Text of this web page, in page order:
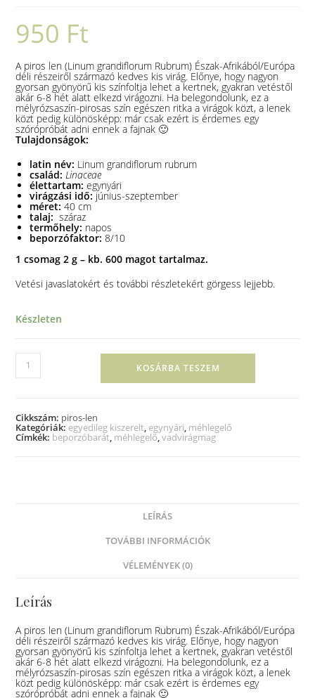
950 Ft
A piros len (Linum grandiflorum Rubrum) Észak-Afrikából/Európa
déli részeiről származó kedves kis virág. Előnye, hogy nagyon
gyorsan gyönyörű kis színfoltja lehet a kertnek, gyakran vetéstől
akár 6-8 hét alatt elkezd virágozni. Ha belegondolunk, ez a
mélyrózsaszín-pirosas szín egészen ritka a virágok közt, a lenek
közt pedig különösképp: már csak ezért is érdemes egy
szórópróbát adni ennek a fajnak 🙂
Tulajdonságok:
latin név: Linum grandiflorum rubrum
család: Linaceae
élettartam:egynyári
virágzási idő:június-szeptember
méret:40 cm
talaj: száraz
termőhely: napos
beporzófaktor: 8/10
1 csomag 2 g – kb. 600 magot tartalmaz.
Vetési javaslatokért és további részletekért görgess lejjebb.
Készleten
KOSÁRBA TESZEM
Cikkszám: piros-len
Kategóriák: egyedileg kiszerelt, egynyári, méhlegelő
Címkék: beporzóbarát, méhlegelő,vadvirágmag
LEÍRÁS
TOVÁBBI INFORMÁCIÓK
VÉLEMÉNYEK (0)
Leírás
A piros len (Linum grandiflorum Rubrum) Észak-Afrikából/Európa
déli részeiről származó kedves kis virág. Előnye, hogy nagyon
gyorsan gyönyörű kis színfoltja lehet a kertnek, gyakran vetéstől
akár 6-8 hét alatt elkezd virágozni. Ha belegondolunk, ez a
mélyrózsaszín-pirosas szín egészen ritka a virágok közt, a lenek
közt pedig különösképp: már csak ezért is érdemes egy
szórópróbát adni ennek a fajnak 🙂